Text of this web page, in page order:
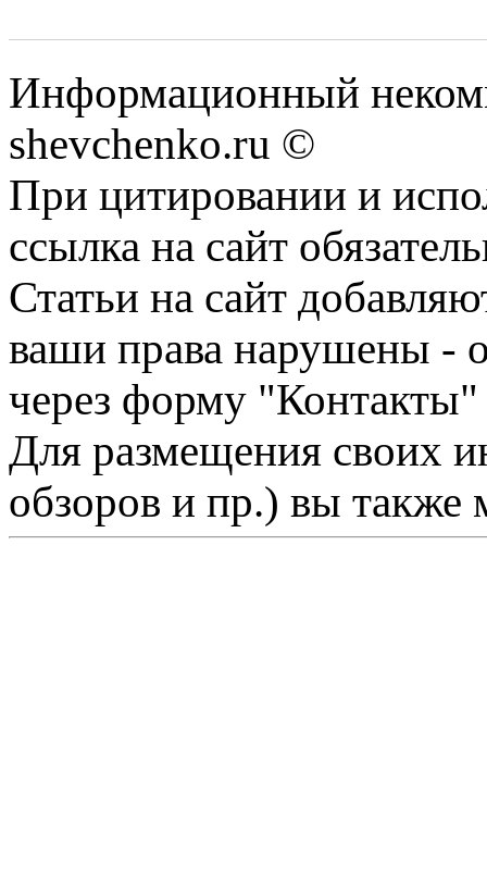
Информационный
shevchenko.ru ©
При цитировании и
ссылка на сайт
Статьи на сайт
ваши права нарушены -
через форму "Контакты"
Для размещения своих
обзоров и пр.) вы также